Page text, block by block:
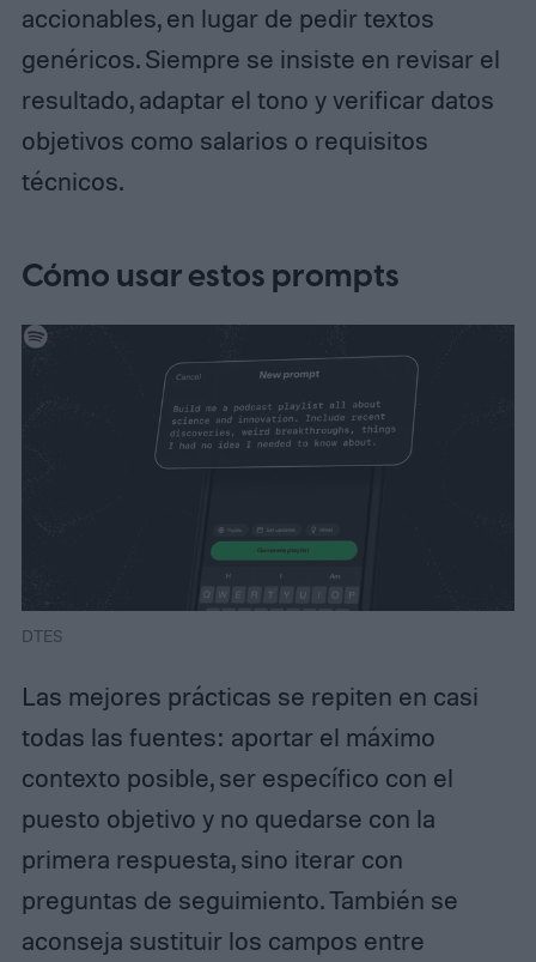
accionables, en lugar de pedir textos
genéricos. Siempre se insiste en revisar el
resultado, adaptar el tono y verificar datos
objetivos como salarios o requisitos
técnicos.
Cómo usar estos prompts
DTES
Las mejores prácticas se repiten en casi
todas las fuentes: aportar el máximo
contexto posible, ser específico con el
puesto objetivo y no quedarse con la
primera respuesta, sino iterar con
preguntas de seguimiento. También se
aconseja sustituir los campos entre